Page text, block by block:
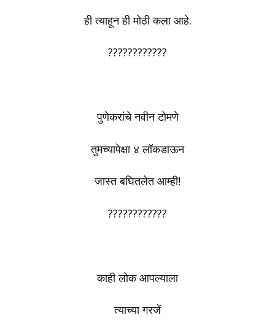
ही त्याहून ही मोठी कला आहे.
????????????
पुणेकरांचे नवीन टोमणे
तुमच्यापेक्षा ४ लॉकडाऊन
जास्त बघितलेत आम्ही!
????????????
काही लोक आपल्याला
त्याच्या गरजें